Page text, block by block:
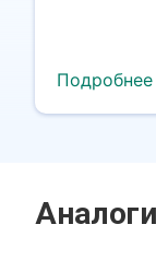
Подробнее